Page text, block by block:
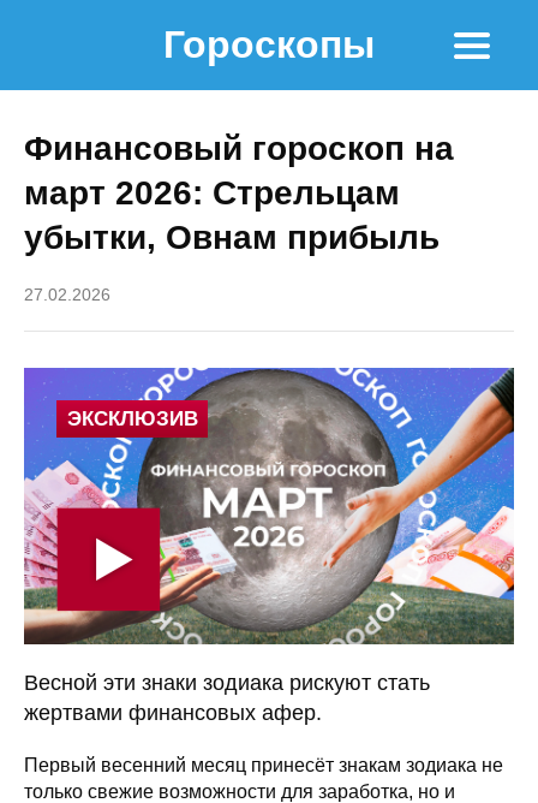
Гороскопы
Финансовый гороскоп на
март 2026: Стрельцам
убытки, Овнам прибыль
27.02.2026
Весной эти знаки зодиака рискуют стать
жертвами финансовых афер.
Первый весенний месяц принесёт знакам зодиака не
только свежие возможности для заработка, но и